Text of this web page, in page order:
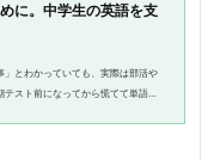
に。中学生の英語を支
」とわかっていても、実際は部活や
スト前になってから慌てて単語帳